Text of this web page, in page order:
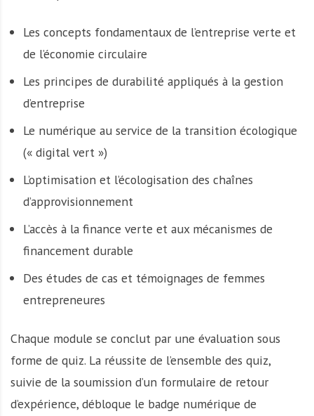
Les concepts fondamentaux de l’entreprise verte et
de l’économie circulaire
Les principes de durabilité appliqués à la gestion
d’entreprise
Le numérique au service de la transition écologique
(« digital vert »)
L’optimisation et l’écologisation des chaînes
d’approvisionnement
L’accès à la finance verte et aux mécanismes de
financement durable
Des études de cas et témoignages de femmes
entrepreneures
Chaque module se conclut par une évaluation sous
forme de quiz. La réussite de l’ensemble des quiz,
suivie de la soumission d’un formulaire de retour
d’expérience, débloque le badge numérique de